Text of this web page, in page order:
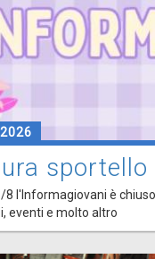
8 l'Informagiovani è
eventi e molto altro